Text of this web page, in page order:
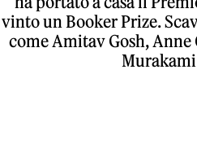
vinto un Booker Prize.
come Amitav Gosh, Anne
Murakami